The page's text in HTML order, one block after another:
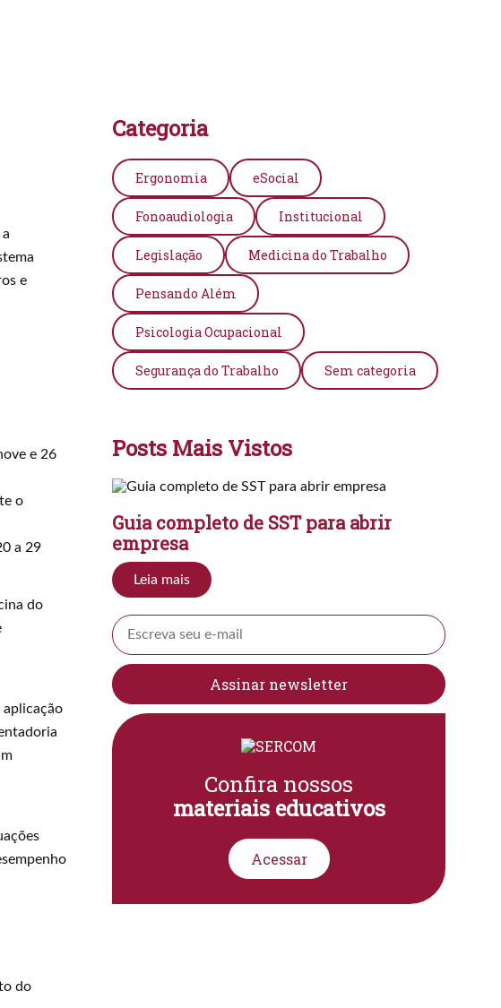
e
e 26
o
a 29
do
aplicação
do
Categoria
Ergonomia eSocial
Fonoaudiologia Institucional
Legislação Medicina do Trabalho
Pensando Além
Psicologia Ocupacional
Segurança do Trabalho Sem categoria
Posts Mais Vistos
Guia completo de SST para abrir
empresa
Leia mais
Confira nossos
materiais educativos
Acessar